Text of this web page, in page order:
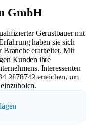
GmbH
Gerüstbauer mit
haben sie sich
Branche erarbeitet. Mit
Kunden ihre
Interessenten
2878742 erreichen, um